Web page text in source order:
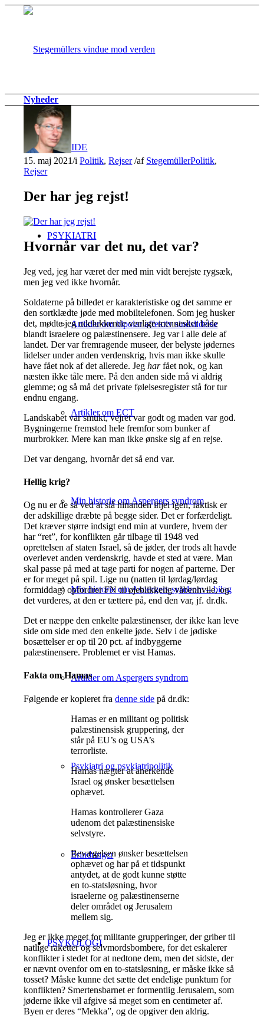
FORSIDE
PSYKIATRI
Artikler om bipolar affektiv sindslidelse
Artikler om ECT
Min historie om Aspergers syndrom
Min historie om Aspergers syndrom – bilag
Artikler om Aspergers syndrom
Psykiatri og psykiatripolitik
Erindringer
PSYKOLOGI
Nyheder
15. maj 2021/iPolitik,Rejser /af StegemüllerPolitik,
Rejser
Der har jeg rejst!
Hvornår var det nu, det var?
Jeg ved, jeg har været der med min vidt berejste rygsæk,
men jeg ved ikke hvornår.
Soldaterne på billedet er karakteristiske og det samme er
den sortklædte jøde med mobiltelefonen. Som jeg husker
det, mødte jeg udelukkende venlige mennesker både
blandt israelere og palæstinensere. Jeg var i alle dele af
landet. Der var fremragende museer, der belyste jødernes
lidelser under anden verdenskrig, hvis man ikke skulle
have fået nok af det allerede. Jegharfået nok, og kan
næsten ikke tåle mere. På den anden side må vi aldrig
glemme; og så må det private følelsesregister stå for tur
endnu engang.
Landskabet var smukt, vejret var godt og maden var god.
Bygningerne fremstod hele fremfor som bunker af
murbrokker. Mere kan man ikke ønske sig af en rejse.
Det var dengang, hvornår det så end var.
Hellig krig?
Og nu er de så ved at slå hinanden ihjel igen, faktisk er
der adskillige dræbte på begge sider. Det er forfærdeligt.
Det kræver større indsigt end min at vurdere, hvem der
har “ret”, for konflikten går tilbage til 1948 ved
oprettelsen af staten Israel, så de jøder, der trods alt havde
overlevet anden verdenskrig, havde et sted at være. Man
skal passe på med at tage parti for nogen af parterne. Der
er for meget på spil. Lige nu (natten til lørdag/lørdag
formiddag) opfordrer FN til øjeblikkelig våbenhvile, og
det vurderes, at den er tættere på, end den var, jf. dr.dk.
Det er næppe den enkelte palæstinenser, der ikke kan leve
side om side med den enkelte jøde. Selv i de jødiske
bosættelser er op til 20 pct. af indbyggerne
palæstinensere. Problemet er vist Hamas.
Fakta om Hamas
Følgende er kopieret fradenne side på dr.dk:
Hamas er en militant og politisk
palæstinensisk gruppering, der
står på EU’s og USA’s
terrorliste.
Hamas nægter at anerkende
Israel og ønsker besættelsen
ophævet.
Hamas kontrollerer Gaza
udenom det palæstinensiske
selvstyre.
Bevægelsen ønsker besættelsen
ophævet og har på et tidspunkt
antydet, at de godt kunne støtte
en to-statsløsning, hvor
israelerne og palæstinenserne
deler området og Jerusalem
mellem sig.
Jeg er ikke meget for militante grupperinger, der griber til
natlige raketter og selvmordsbombere, for det eskalerer
konflikter i stedet for at nedtone dem, men det sidste, der
er nævnt ovenfor om en to-statsløsning, er måske ikke så
tosset? Måske kunne det sætte det endelige punktum for
konflikten? Smertensbarnet er formentlig Jerusalem, som
jøderne ikke vil afgive så meget som en centimeter af.
Byen er deres “Mekka”, og de opgiver den aldrig.